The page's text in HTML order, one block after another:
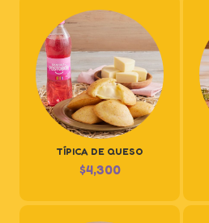
TÍPICA DE QUESO
$4,300